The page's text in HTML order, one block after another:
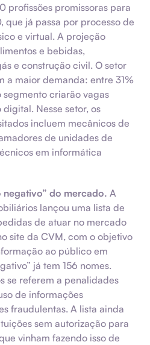
profissões promissoras para
que já passa por processo de
e virtual. A projeção
e bebidas,
e construção civil. O setor
a maior demanda: entre 31%
criarão vagas
Nesse setor, os
incluem mecânicos de
de unidades de
em informática
negativo” do mercado. A
lançou uma lista de
de atuar no mercado
site da CVM, com o objetivo
ao público em
já tem 156 nomes.
se referem a penalidades
de informações
fraudulentas. A lista ainda
sem autorização para
vinham fazendo isso de